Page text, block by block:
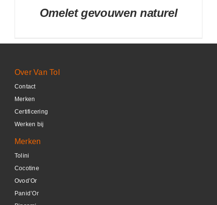
Omelet gevouwen naturel
Over Van Tol
Contact
Merken
Certificering
Werken bij
Merken
Tolini
Cocotine
Ovod’Or
Panid’Or